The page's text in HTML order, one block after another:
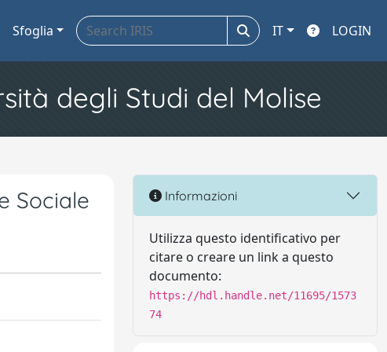
Sfoglia IT LOGIN
degli Studi del Molise
Sociale Informazioni
Utilizza questo identificativo per
citare o creare un link a questo
documento:
https://hdl.handle.net/11695/1573
74